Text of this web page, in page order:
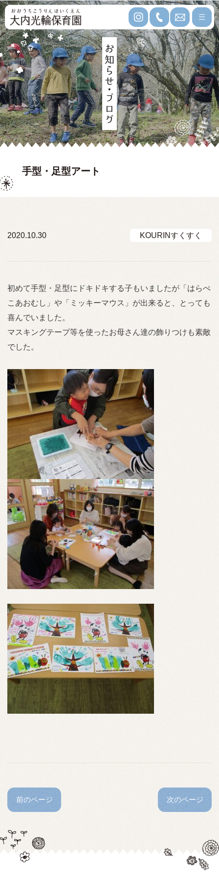
手型・足型アート
2020.10.30 KOURINすくすく
初めて手型・足型にドキドキする子もいましたが「はらぺ
こあおむし」や「ミッキーマウス」が出来ると、とっても
喜んでいました。
マスキングテープ等を使ったお母さん達の飾りつけも素敵
でした。
前のページ 次のページ